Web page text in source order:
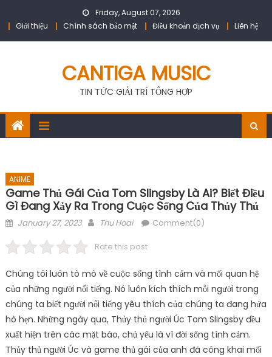
Friday, August 07, 2026
Giới thiệu
Chính sách bảo mật Điều khoản dịch vụ Liên hệ
CANTIGA MUSIC
TIN TỨC GIẢI TRÍ TỔNG HỢP
ANIME
Game Thủ Gái Của Tom Slingsby Là Ai? Biết Điều
Gì Đang Xảy Ra Trong Cuộc Sống Của Thủy Thủ
Posted
January 27, 2023 Author
Thu Hoai Comment(0)
Rate this post
Chúng tôi luôn tò mò về cuộc sống tình cảm và mối quan hệ
của những người nổi tiếng. Nó luôn kích thích mỗi người trong
chúng ta biết người nổi tiếng yêu thích của chúng ta đang hứa
hò hẹn. Những ngày qua, Thủy thủ người Úc Tom Slingsby đều
xuất hiện trên các mặt báo, chủ yếu là vì đời sống tình cảm.
Thủy thủ người Úc và game thủ gái của anh đã công khai mối